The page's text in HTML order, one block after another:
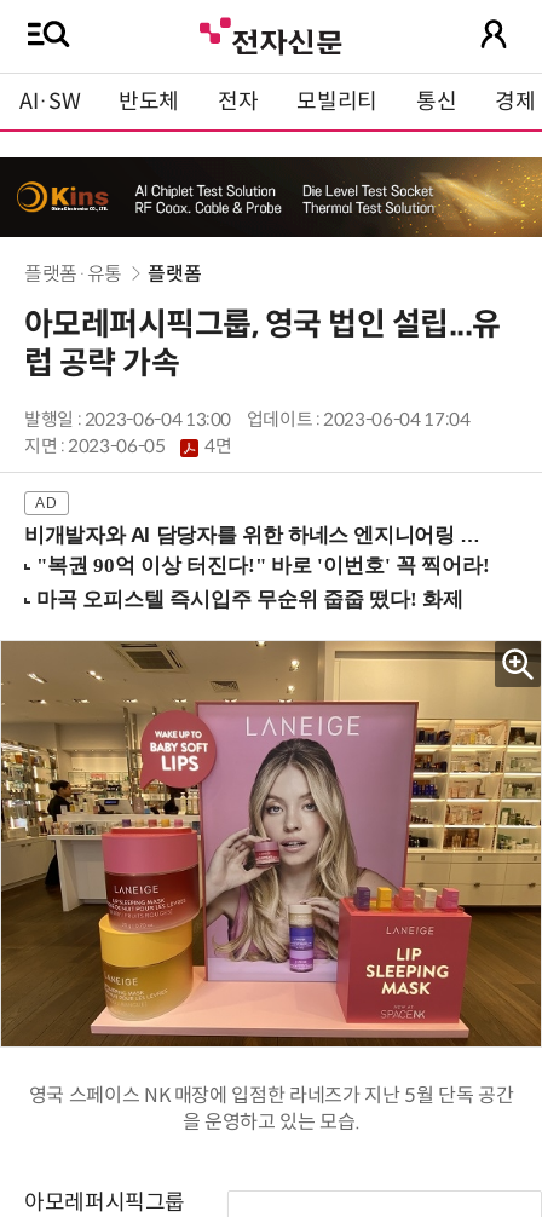
AI·SW 반도체 전자 모빌리티 통신 경제
플랫폼·유통 플랫폼
아모레퍼시픽그룹, 영국 법인 설립...유
럽 공략 가속
발행일 : 2023-06-04 13:00
업데이트 : 2023-06-04 17:04
지면 :2023-06-05 4면
비개발자와 AI 담당자를 위한 하네스 엔지니어링 입문과정 (8/20 신논현역)
영국 스페이스 NK 매장에 입점한 라네즈가 지난 5월 단독 공간
을 운영하고 있는 모습.
아모레퍼시픽그룹